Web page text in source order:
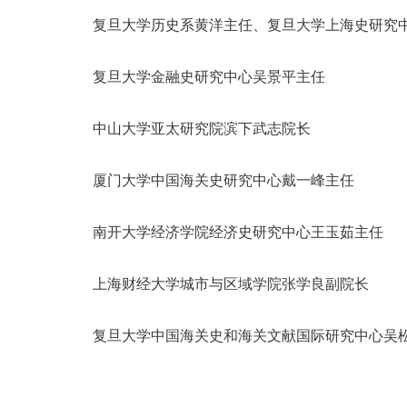
复旦大学历史系黄洋主任、复旦大学上海史研究
复旦大学金融史研究中心吴景平主任
中山大学亚太研究院滨下武志院长
厦门大学中国海关史研究中心戴一峰主任
南开大学经济学院经济史研究中心王玉茹主任
上海财经大学城市与区域学院张学良副院长
复旦大学中国海关史和海关文献国际研究中心吴